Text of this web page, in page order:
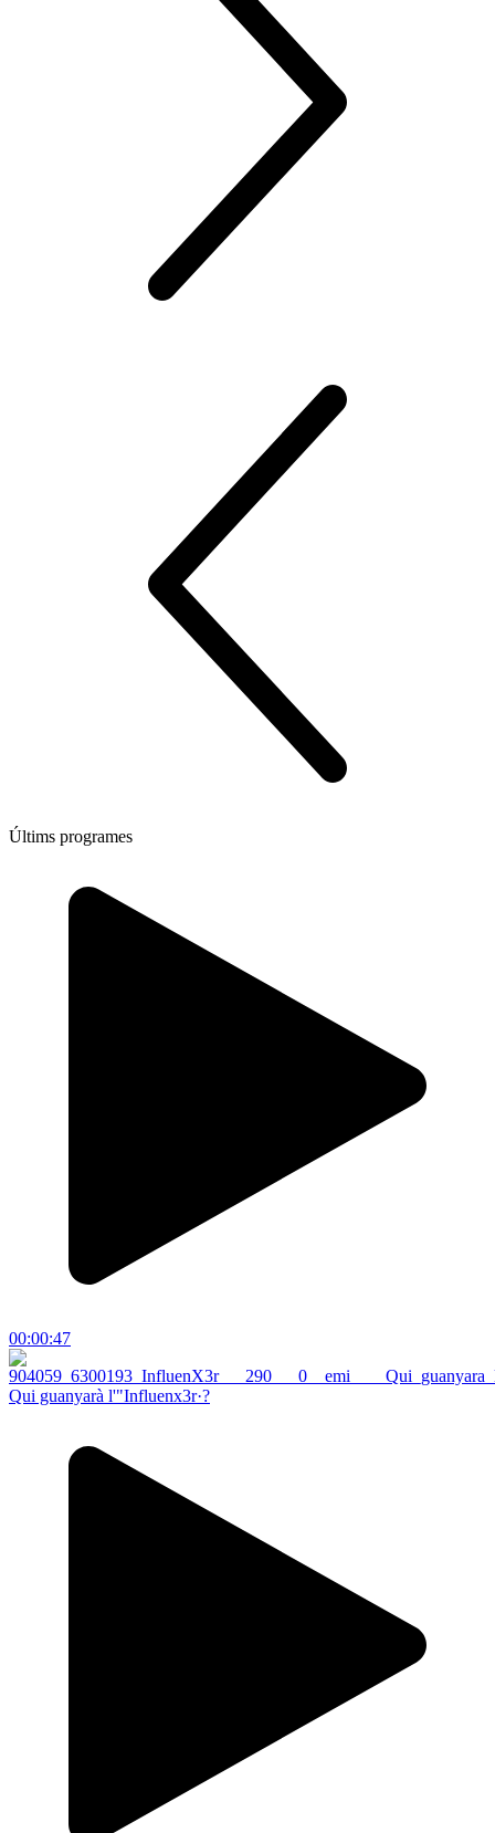
Últims programes
00:00:47
Qui guanyarà l'"Influenx3r·?